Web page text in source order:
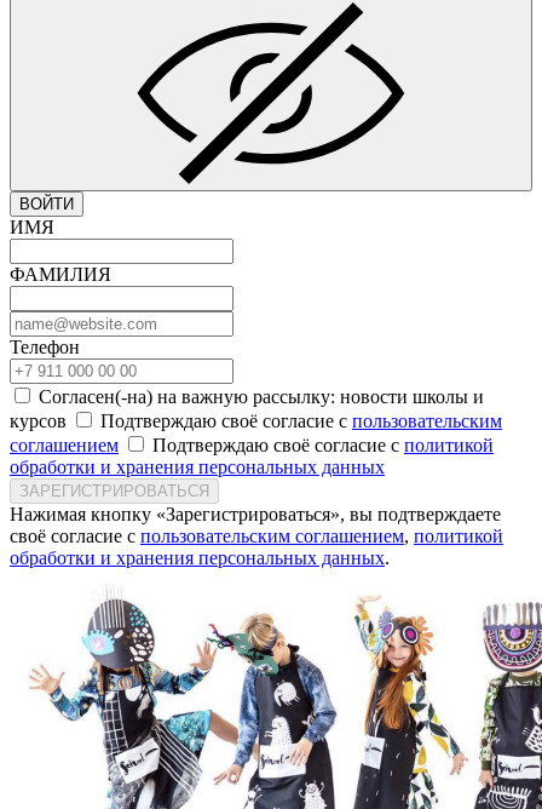
ВОЙТИ
ИМЯ
ФАМИЛИЯ
Телефон
Согласен(-на) на важную рассылку: новости школы и
курсов
Подтверждаю своё согласие с пользовательским
соглашением
Подтверждаю своё согласие с политикой
обработки и хранения персональных данных
ЗАРЕГИСТРИРОВАТЬСЯ
Нажимая кнопку «Зарегистрироваться», вы подтверждаете
своё согласие с пользовательским соглашением, политикой
обработки и хранения персональных данных.